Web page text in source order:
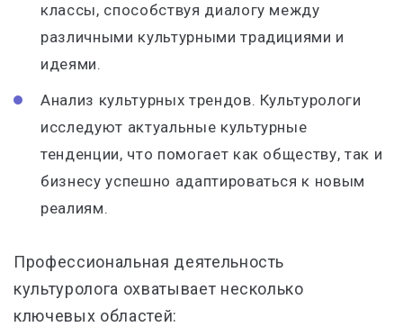
классы, способствуя диалогу между
различными культурными традициями и
идеями.
Анализ культурных трендов. Культурологи
исследуют актуальные культурные
тенденции, что помогает как обществу, так и
бизнесу успешно адаптироваться к новым
реалиям.
Профессиональная деятельность
культуролога охватывает несколько
ключевых областей: